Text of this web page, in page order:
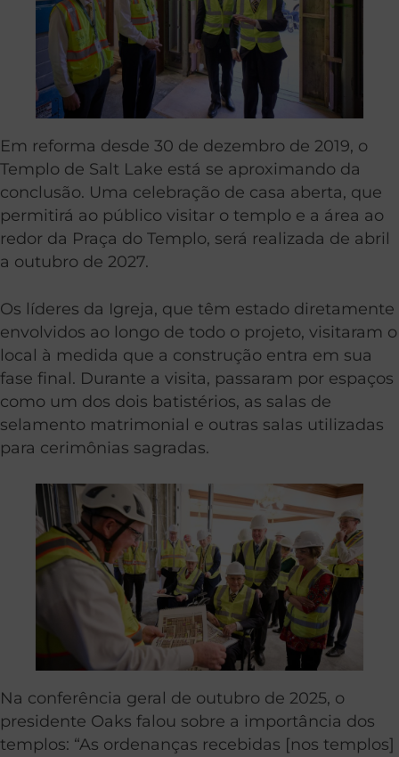
Em reforma desde 30 de dezembro de 2019, o
Templo de Salt Lake está se aproximando da
conclusão. Uma celebração de casa aberta, que
permitirá ao público visitar o templo e a área ao
redor da Praça do Templo, será realizada de abril
a outubro de 2027.
Os líderes da Igreja, que têm estado diretamente
envolvidos ao longo de todo o projeto, visitaram o
local à medida que a construção entra em sua
fase final. Durante a visita, passaram por espaços
como um dos dois batistérios, as salas de
selamento matrimonial e outras salas utilizadas
para cerimônias sagradas.
Na conferência geral de outubro de 2025, o
presidente Oaks falou sobre a importância dos
templos: “As ordenanças recebidas [nos templos]